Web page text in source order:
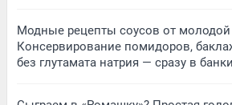
Модные рецепты соусов от молодой
Консервирование помидоров,
без глутамата натрия — сразу в банки